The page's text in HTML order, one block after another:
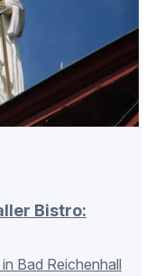
Bistro:
Bad Reichenhall